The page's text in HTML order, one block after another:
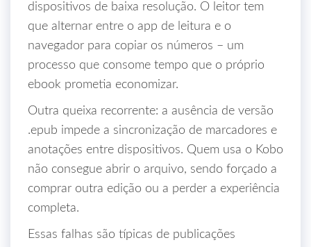
dispositivos de baixa resolução. O leitor tem
que alternar entre o app de leitura e o
navegador para copiar os números – um
processo que consome tempo que o próprio
ebook prometia economizar.
Outra queixa recorrente: a ausência de versão
.epub impede a sincronização de marcadores e
anotações entre dispositivos. Quem usa o Kobo
não consegue abrir o arquivo, sendo forçado a
comprar outra edição ou a perder a experiência
completa.
Essas falhas são típicas de publicações